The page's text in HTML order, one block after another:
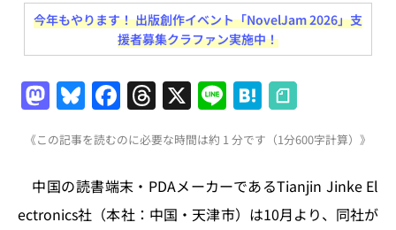
今年もやります！ 出版創作イベント「NovelJam 2026」支
援者募集クラファン実施中！
M
a
st
o
d
Bl
u
e
s
k
F
a
c
e
b
T
h
re
a
d
X Li
n
e
H
at
e
n
a
《この記事を読むのに必要な時間は約 1 分です（1分600字計算）》
中国の読書端末・PDAメーカーであるTianjin Jinke El
ectronics社（本社：中国・天津市）は10月より、同社が